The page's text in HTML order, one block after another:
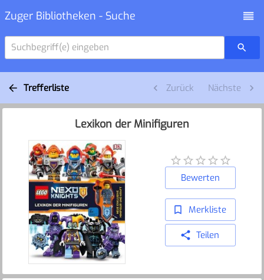
Zuger Bibliotheken - Suche
Suchbegriff(e) eingeben
Trefferliste Zurück Nächste
Lexikon der Minifiguren
Bewerten
Merkliste
Teilen